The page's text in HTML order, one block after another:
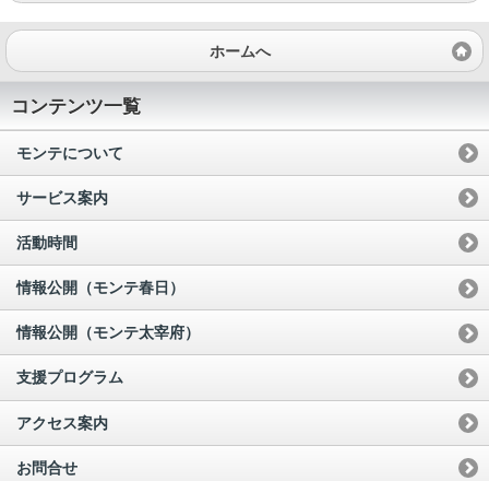
ホームへ
コンテンツ一覧
モンテについて
サービス案内
活動時間
情報公開（モンテ春日）
情報公開（モンテ太宰府）
支援プログラム
アクセス案内
お問合せ